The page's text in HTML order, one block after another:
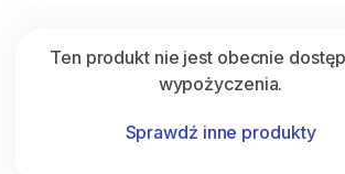
Ten produkt nie jest obecnie
wypożyczenia.
Sprawdź inne produkty